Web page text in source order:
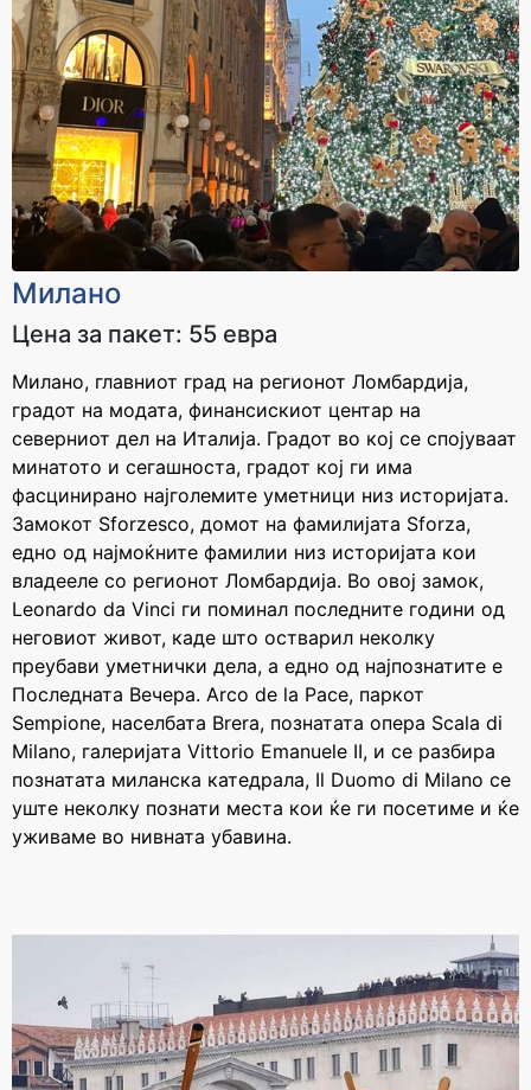
30.000 - 33.000 ден
Cashback
2000 ден
33.000 - 36.000 ден
Cashback
2200 ден
За уплата
36.000 - 39.000 ден
Cashback
2400 ден
За уплата
39.000 - 42.000 ден
Cashback
2600 ден
За уплата
42.000 - 45.000 ден
Cashback
2800 ден 3300 ден
65.000 - 85.000 ден
Cashback
3700 ден
За уплата
над 85.000 ден
Cashback
4100 ден
Милано
Цена за пакет: 55 евра
Милано, главниот град на регионот Ломбардија,
градот на модата, финансискиот центар на
северниот дел на Италија. Градот во кој се спојуваат
минатото и сегашноста, градот кој ги има
фасцинирано најголемите уметници низ историјата.
Замокот Sforzesco, домот на фамилијата Sforza,
едно од најмоќните фамилии низ историјата кои
владееле со регионот Ломбардија. Во овој замок,
Leonardo da Vinci ги поминал последните години од
неговиот живот, каде што остварил неколку
преубави уметнички дела, а едно од најпознатите е
Последната Вечера. Arco de la Pace, паркот
Sempione, населбата Brera, познатата опера Scala di
Milano, галеријата Vittorio Emanuele II, и се разбира
познатата миланска катедрала, Il Duomo di Milano се
уште неколку познати места кои ќе ги посетиме и ќе
уживаме во нивната убавина.